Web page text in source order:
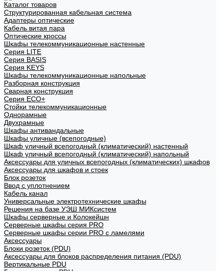
Каталог товаров
Структурированная кабельная система
Адаптеры оптические
Кабель витая пара
Оптические кроссы
Шкафы телекоммуникационные настенные
Cерия LITE
Cерия BASIS
Cерия KEYS
Шкафы телекоммуникационные напольные
Разборная конструкция
Сварная конструкция
Серия ECO+
Стойки телекоммуникационные
Однорамные
Двухрамные
Шкафы антивандальные
Шкафы уличные (всепогодные)
Шкаф уличный всепогодный (климатический) настенный
Шкаф уличный всепогодный (климатический) напольный
Аксессуары для уличных всепогодных (климатических) шкафов
Аксессуары для шкафов и стоек
Блок розеток
Ввод с уплотнением
Кабель канал
Универсальные электротехнические шкафы
Решения на базе УЭШ МИКсистем
Шкафы серверные и Колокейшн
Серверные шкафы серия PRO
Серверные шкафы серии PRO с ламелями
Аксессуары
Блоки розеток (PDU)
Аксессуары для блоков распределения питания (PDU)
Вертикальные PDU